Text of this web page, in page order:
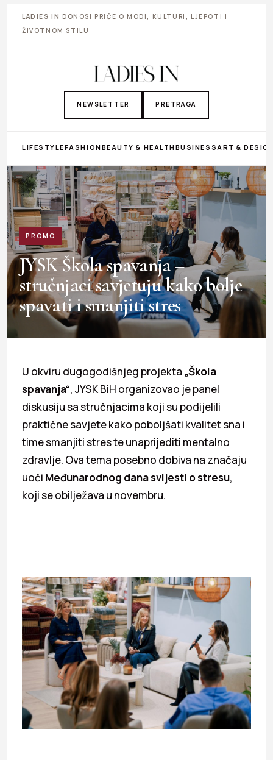
LADIES IN DONOSI PRIČE O MODI, KULTURI, LJEPOTI I
ŽIVOTNOM STILU
NEWSLETTER PRETRAGA
LIFESTYLEFASHIONBEAUTY & HEALTHBUSINESS ART &
PROMO
JYSK Škola spavanja –
stručnjaci savjetuju kako bolje
spavati i smanjiti stres
U okviru dugogodišnjeg projekta „Škola
spavanja“, JYSK BiH organizovao je panel
diskusiju sa stručnjacima koji su podijelili
praktične savjete kako poboljšati kvalitet sna i
time smanjiti stres te unaprijediti mentalno
zdravlje. Ova tema posebno dobiva na značaju
uoči Međunarodnog dana svijesti o stresu,
koji se obilježava u novembru.